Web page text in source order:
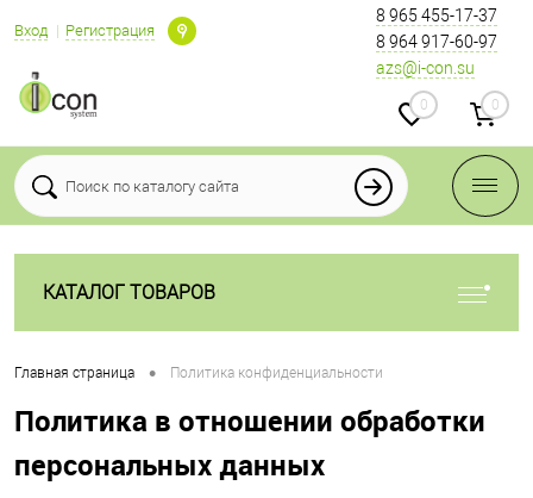
Вход Регистрация
8 965 455-17-37
8 964 917-60-97
azs@i-con.su
0 0
КАТАЛОГ ТОВАРОВ
Главная страница • Политика конфиденциальности
Политика в отношении обработки
персональных данных